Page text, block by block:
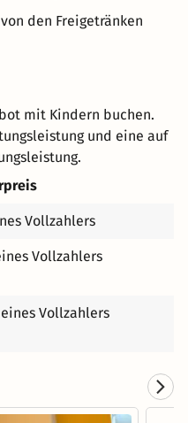
den Freigetränken
mit Kindern buchen.
und eine auf
Vollzahlers
Vollzahlers
eines Vollzahlers